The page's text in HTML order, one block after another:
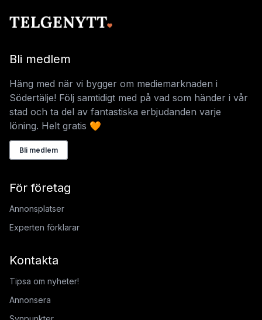
Bli medlem
Häng med när vi bygger om mediemarknaden i
Södertälje! Följ samtidigt med på vad som händer i vår
stad och ta del av fantastiska erbjudanden varje
löning. Helt gratis 🧡
Bli medlem
För företag
Annonsplatser
Experten förklarar
Kontakta
Tipsa om nyheter!
Annonsera